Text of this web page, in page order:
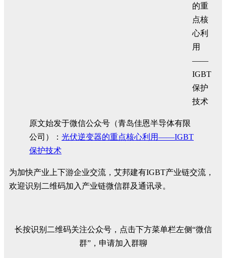
原文始发于微信公众号（青岛佳恩半导体有限
公司）： 光伏逆变器的重点核心利用——IGBT
保护技术
为加快产业上下游企业交流，艾邦建有IGBT产业链交流，
欢迎识别二维码加入产业链微信群及通讯录。
长按识别二维码关注公众号，点击下方菜单栏左侧“微信
群”，申请加入群聊